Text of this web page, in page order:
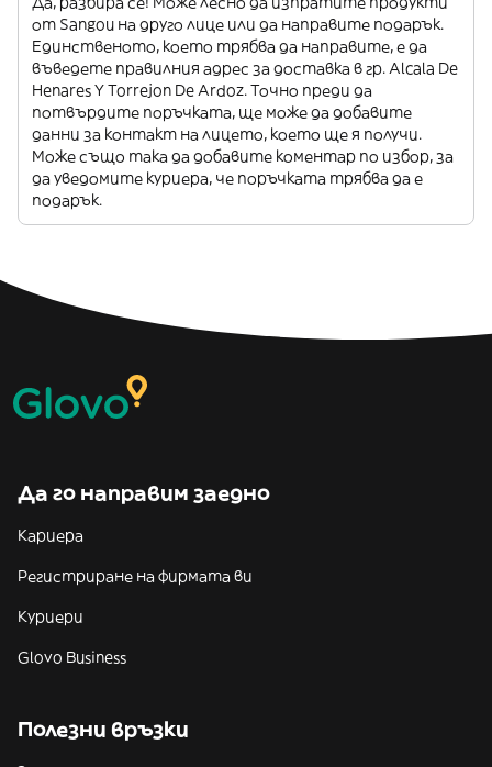
от Sangou на друго лице или да направите подарък.
Единственото, което трябва да направите, е да
въведете правилния адрес за доставка в гр. Alcala De
Henares Y Torrejon De Ardoz. Точно преди да
потвърдите поръчката, ще може да добавите
данни за контакт на лицето, което ще я получи.
Може също така да добавите коментар по избор, за
да уведомите куриера, че поръчката трябва да е
подарък.
Да го направим заедно
Кариера
Регистриране на фирмата ви
Куриери
Glovo Business
Полезни връзки